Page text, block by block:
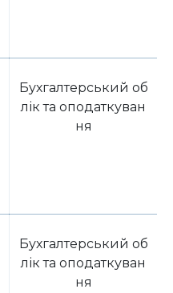
Бухгалтерський об
лік та оподаткуван
ня
Бухгалтерський об
лік та оподаткуван
ня